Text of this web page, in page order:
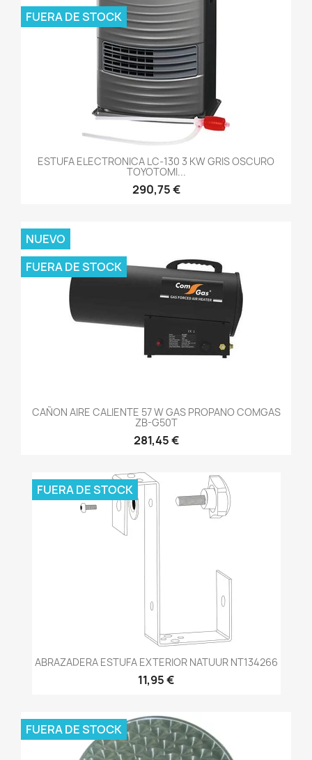
ESTUFA ELECTRONICA LC-130 3 KW GRIS OSCURO
TOYOTOMI...
290,75 €
FUERA DE STOCK
CAÑON AIRE CALIENTE 57 W GAS PROPANO COMGAS
ZB-G50T
281,45 €
NUEVO
FUERA DE STOCK
ABRAZADERA ESTUFA EXTERIOR NATUUR NT134266
11,95 €
FUERA DE STOCK
FUERA DE STOCK